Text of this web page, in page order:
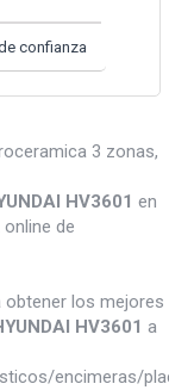
confianza
3 zonas,
HV3601 en
de
obtener los mejores
HV3601 a
encimeras/